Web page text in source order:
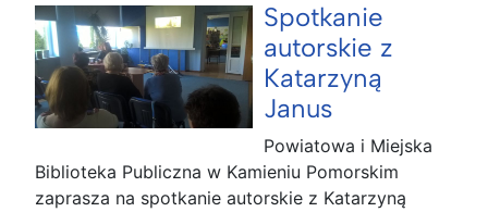
Spotkanie
autorskie z
Katarzyną
Janus
Powiatowa i Miejska
Biblioteka Publiczna w Kamieniu Pomorskim
zaprasza na spotkanie autorskie z Katarzyną